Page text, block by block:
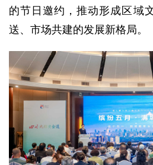
的节日邀约，推动形成区域
送、市场共建的发展新格局。